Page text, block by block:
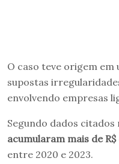
O caso teve origem em
supostas
envolvendo empresas
Segundo dados
acumularam mais de
entre 2020 e 2023.